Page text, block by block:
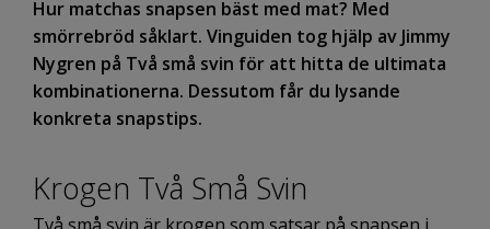
Hur matchas snapsen bäst med mat? Med
smörrebröd såklart. Vinguiden tog hjälp av Jimmy
Nygren på Två små svin för att hitta de ultimata
kombinationerna. Dessutom får du lysande
konkreta snapstips.
Krogen Två Små Svin